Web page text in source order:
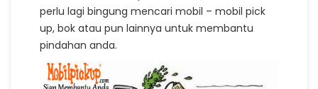
perlu lagi bingung mencari mobil – mobil pick
up, bok atau pun lainnya untuk membantu
pindahan anda.